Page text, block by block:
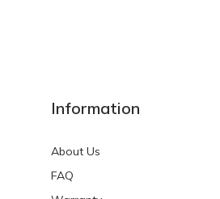
Information
About Us
FAQ